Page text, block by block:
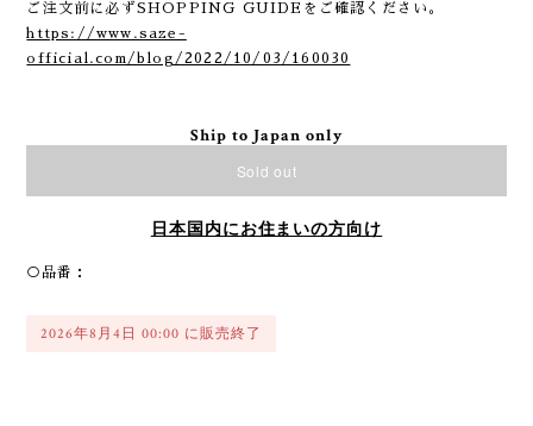
ご注文前に必ずSHOPPING GUIDEをご確認ください。
https://www.saze-
official.com/blog/2022/10/03/160030
Ship to Japan only
Sold out
日本国内にお住まいの方向け
○品番：
2026年8月4日 00:00 に販売終了